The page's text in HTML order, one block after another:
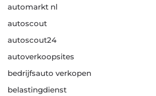
automarkt nl
autoscout
autoscout24
autoverkoopsites
bedrijfsauto verkopen
belastingdienst